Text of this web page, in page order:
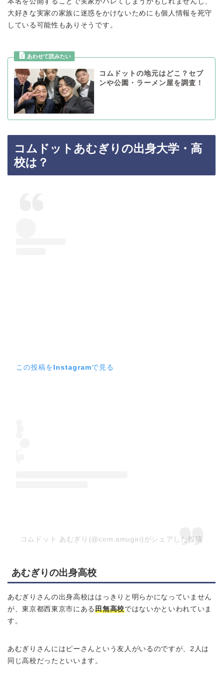
大好きな実家の家族に迷惑をかけないためにも個人情報を死守
している可能性もありそうです。
コムドットの地元はどこ？セブ
ンや公園・ラーメン屋を調査！
コムドットあむぎりの出身大学・高
校は？
この投稿をInstagramで見る
コムドット あむぎり(@com.amugiri)がシェアした投稿
あむぎりの出身高校
あむぎりさんの出身高校ははっきりと明らかになっていません
が、東京都西東京市にある田無高校ではないかといわれていま
す。
あむぎりさんにはピーさんという友人がいるのですが、2人は
同じ高校だったといいます。